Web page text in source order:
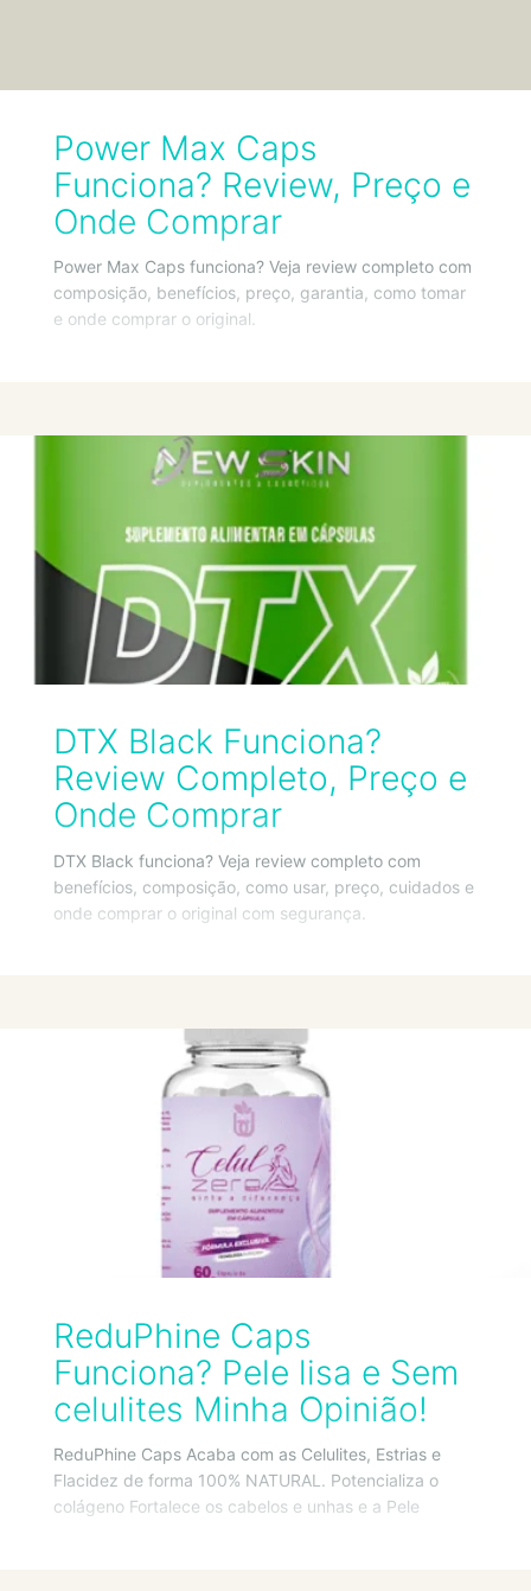
Power Max Caps
Funciona? Review, Preço e
Onde Comprar
Power Max Caps funciona? Veja review completo com
composição, benefícios, preço, garantia, como tomar
e onde comprar o original.
DTX Black Funciona?
Review Completo, Preço e
Onde Comprar
DTX Black funciona? Veja review completo com
benefícios, composição, como usar, preço, cuidados e
onde comprar o original com segurança.
ReduPhine Caps
Funciona? Pele lisa e Sem
celulites Minha Opinião!
ReduPhine Caps Acaba com as Celulites, Estrias e
Flacidez de forma 100% NATURAL. Potencializa o
colágeno Fortalece os cabelos e unhas e a Pele